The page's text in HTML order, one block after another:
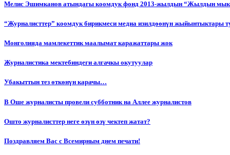
Мелис Эшимканов атындагы коомдук фонд 2013-жылдын “Жылдын
“Журналисттер” коомдук бирикмеси медиа изилдөөнүн жыйынтыктары
Монголияда мамлекеттик маалымат каражаттары жок
Журналистика мектебиндеги алгачкы окутуулар
Убакыттын тез өткөнүн карачы…
В Оше журналисты провели субботник на Аллее журналистов
Ошто журналисттер неге өзүн өзү чектеп жатат?
Поздравляем Вас с Всемирным днем печати!